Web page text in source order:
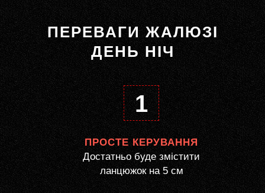
ПЕРЕВАГИ ЖАЛЮЗІ
ДЕНЬ НІЧ
1
ПРОСТЕ КЕРУВАННЯ
Достатньо буде змістити
ланцюжок на 5 см